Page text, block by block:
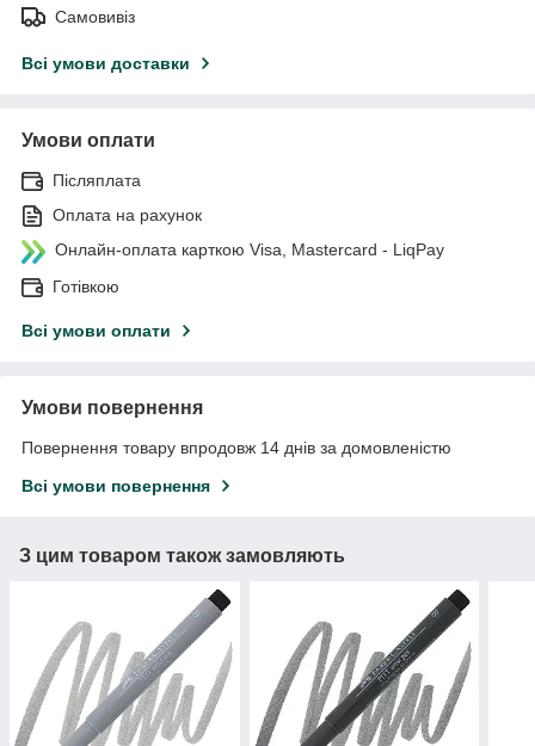
Самовивіз
Всі умови доставки
Умови оплати
Післяплата
Оплата на рахунок
Онлайн-оплата карткою Visa, Mastercard - LiqPay
Готівкою
Всі умови оплати
Умови повернення
Повернення товару впродовж 14 днів за домовленістю
Всі умови повернення
З цим товаром також замовляють